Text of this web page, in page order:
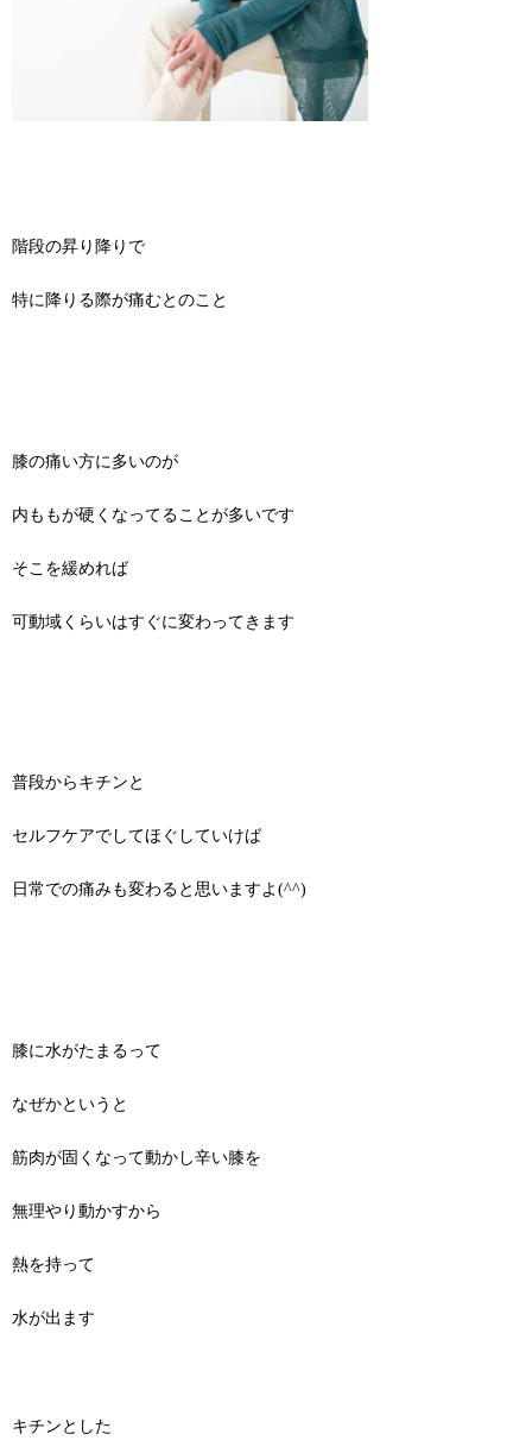
階段の昇り降りで
特に降りる際が痛むとのこと
膝の痛い方に多いのが
内ももが硬くなってることが多いです
そこを緩めれば
可動域くらいはすぐに変わってきます
普段からキチンと
セルフケアでしてほぐしていけば
日常での痛みも変わると思いますよ(^^)
膝に水がたまるって
なぜかというと
筋肉が固くなって動かし辛い膝を
無理やり動かすから
熱を持って
水が出ます
キチンとした